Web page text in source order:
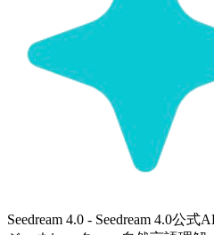
Seedream 4.0 - Seedream 4.0公